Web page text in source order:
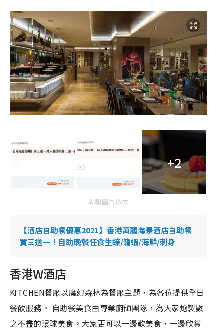
+2
點擊圖片放大
【酒店自助餐優惠2021】香港萬麗海景酒店自助餐
買三送一！自助晚餐任食生蠔/龍蝦/海鮮/刺身
香港W酒店
KITCHEN餐廳以魔幻森林為餐廳主題，為各位提供全日
餐飲服務。 自助餐美食由專業廚師團隊，為大家炮製數
之不盡的環球美食。大家更可以一邊歎美食，一邊欣賞